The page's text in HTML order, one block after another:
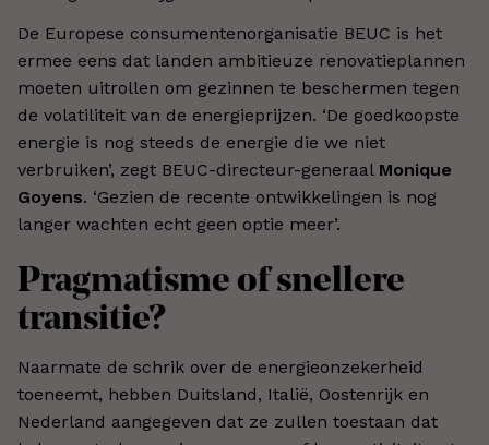
De Europese consumentenorganisatie BEUC is het
ermee eens dat landen ambitieuze renovatieplannen
moeten uitrollen om gezinnen te beschermen tegen
de volatiliteit van de energieprijzen. ‘De goedkoopste
energie is nog steeds de energie die we niet
verbruiken’, zegt BEUC-directeur-generaal Monique
Goyens. ‘Gezien de recente ontwikkelingen is nog
langer wachten echt geen optie meer’.
Pragmatisme of snellere
transitie?
Naarmate de schrik over de energieonzekerheid
toeneemt, hebben Duitsland, Italië, Oostenrijk en
Nederland aangegeven dat ze zullen toestaan dat